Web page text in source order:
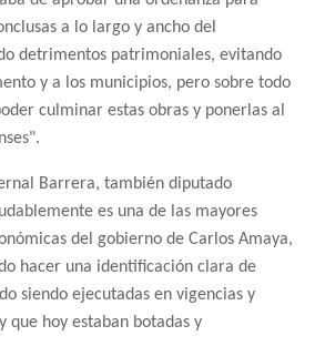
a lo largo y ancho del
detrimentos patrimoniales, evitando
y a los municipios, pero sobre todo
culminar estas obras y ponerlas al
Barrera, también diputado
es una de las mayores
del gobierno de Carlos Amaya,
hacer una identificación clara de
siendo ejecutadas en vigencias y
que hoy estaban botadas y